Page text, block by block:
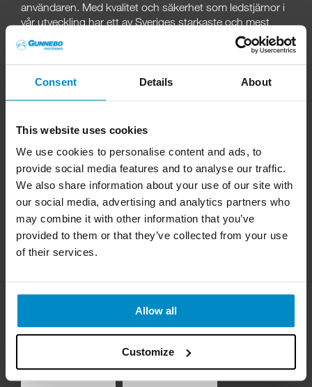
Consent Details About
This website uses cookies
We use cookies to personalise content and ads, to
provide social media features and to analyse our traffic.
We also share information about your use of our site with
our social media, advertising and analytics partners who
may combine it with other information that you’ve
provided to them or that they’ve collected from your use
of their services.
Allow all
Customize
användaren. Med kvalitet och säkerhet som ledstjärnor i
vår utveckling har ett av Sveriges starkaste och mest
Tel:0490-300 00
E-post:kundservice@strongtie.se
BESÖKSADRESS
Simpson Strong-Tie AB
Bruksvägen 2, 593 75 Gunnebo
Juridiska upplysningar
FÖLJ OSS